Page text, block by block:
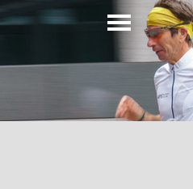
Menü überspringen